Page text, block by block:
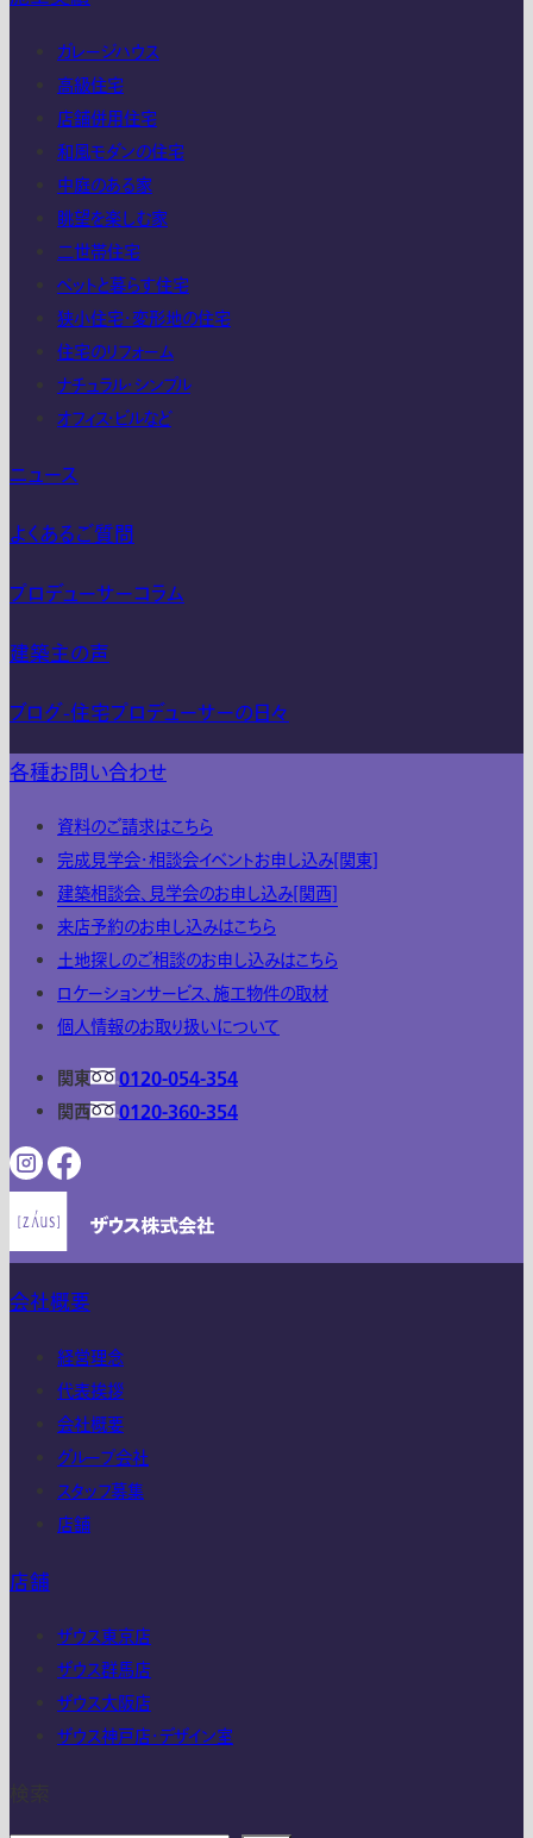
ガレージハウス
高級住宅
店舗併用住宅
和風モダンの住宅
中庭のある家
眺望を楽しむ家
二世帯住宅
ペットと暮らす住宅
狭小住宅・変形地の住宅
住宅のリフォーム
ナチュラル・シンプル
オフィス・ビルなど
ニュース
よくあるご質問
プロデューサーコラム
建築主の声
ブログ-住宅プロデューサーの日々
各種お問い合わせ
資料のご請求はこちら
完成見学会・相談会イベントお申し込み[関東]
建築相談会、見学会のお申し込み[関西]
来店予約のお申し込みはこちら
土地探しのご相談のお申し込みはこちら
ロケーションサービス、施工物件の取材
個人情報のお取り扱いについて
関東
0120-054-354
関西
0120-360-354
会社概要
経営理念
代表挨拶
会社概要
グループ会社
スタッフ募集
店舗
店舗
ザウス東京店
ザウス群馬店
ザウス大阪店
ザウス神戸店・デザイン室